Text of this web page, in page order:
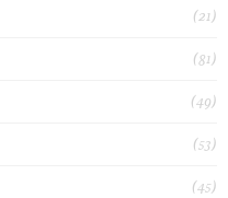
(21)
(81)
(49)
(53)
(45)